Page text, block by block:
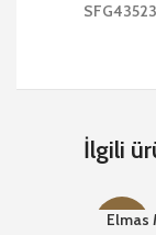
İlgili
-22%
Elmas